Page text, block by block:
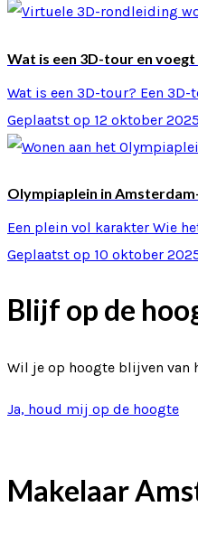
Wat is een 3D-tour en
Wat is een 3D-tour? Een
Geplaatst op 12 oktober 2025
Olympiaplein in
Een plein vol karakter Wie
Geplaatst op 10 oktober
Blijf op de
Wil je op hoogte blijven van
Ja, houd mij op de hoogte
Makelaar